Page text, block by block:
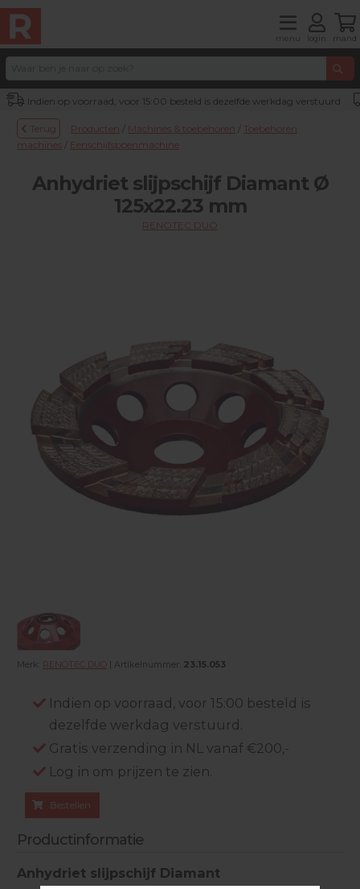
menu login mand
Indien op voorraad, voor 15:00 besteld is dezelfde werkdag verstuurd
Terug Producten / Machines & toebehoren / Toebehoren
machines / Eenschijfsboenmachine
Anhydriet slijpschijf Diamant Ø
125x22.23 mm
RENOTEC DUO
Merk: RENOTEC DUO | Artikelnummer: 23.15.053
Indien op voorraad, voor 15:00 besteld is
dezelfde werkdag verstuurd.
Gratis verzending in NL vanaf €200,-
Log in om prijzen te zien.
Bestellen
Productinformatie
Anhydriet slijpschijf Diamant